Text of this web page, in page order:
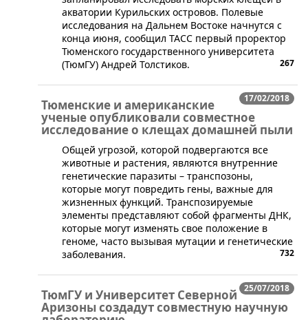
акватории Курильских островов. Полевые
исследования на Дальнем Востоке начнутся с
конца июня, сообщил ТАСС первый проректор
Тюменского государственного университета
(ТюмГУ) Андрей Толстиков.
267
17/02/2018
Тюменские и американские
ученые опубликовали совместное
исследование о клещах домашней пыли
​Общей угрозой, которой подвергаются все
животные и растения, являются внутренние
генетические паразиты – транспозоны,
которые могут повредить гены, важные для
жизненных функций. Транспозируемые
элементы представляют собой фрагменты ДНК,
которые могут изменять свое положение в
геноме, часто вызывая мутации и генетические
заболевания.
732
25/07/2018
ТюмГУ и Университет Северной
Аризоны создадут совместную научную